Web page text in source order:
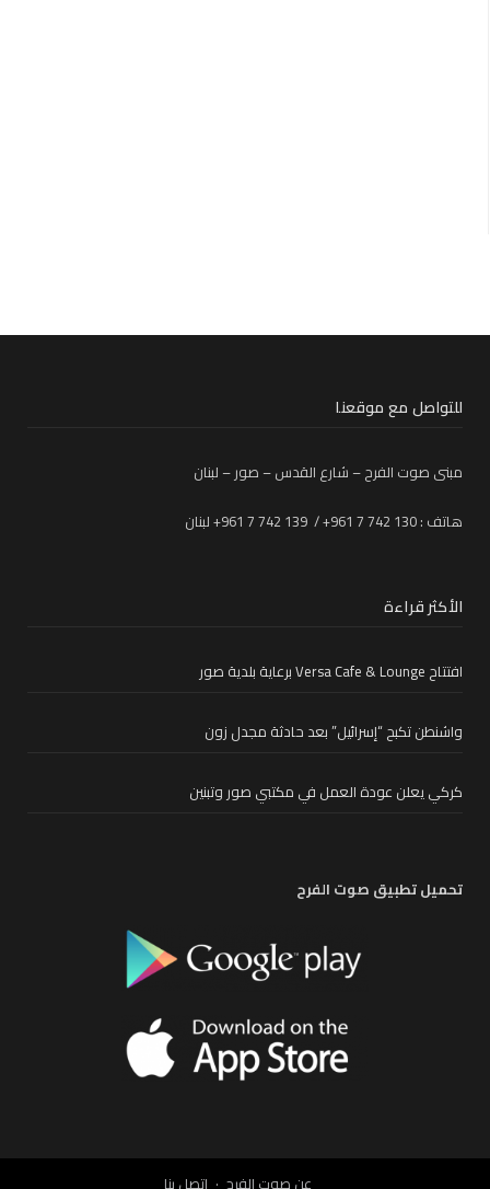
للتواصل مع موقعنا
مبنى صوت الفرح – شارع القدس – صور – لبنان
هاتف : 130 742 7 961+ / 139 742 7 961+ لبنان
الأكثر قراءة
افتتاح Versa Cafe & Lounge برعاية بلدية صور
واشنطن تكبح “إسرائيل” بعد حادثة مجدل زون
كركي يعلن عودة العمل في مكتبي صور وتبنين
تحميل تطبيق صوت الفرح
عن صوت الفرح إتصل بنا